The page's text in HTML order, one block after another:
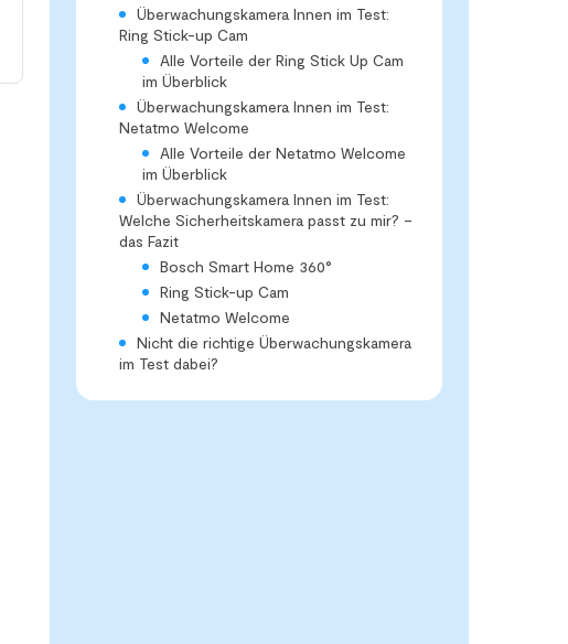
Überwachungskamera Innen im Test:
Ring Stick-up Cam
Alle Vorteile der Ring Stick Up Cam
im Überblick
Überwachungskamera Innen im Test:
Netatmo Welcome
Alle Vorteile der Netatmo Welcome
im Überblick
Überwachungskamera Innen im Test:
Welche Sicherheitskamera passt zu mir? –
das Fazit
Bosch Smart Home 360°
Ring Stick-up Cam
Netatmo Welcome
Nicht die richtige Überwachungskamera
im Test dabei?